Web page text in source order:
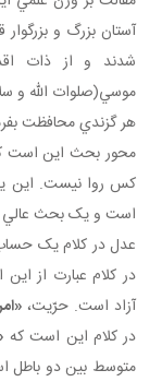
آستان بزرگ و
شدند و از ذات
موسي(صلوات الله و
هر گزندي محافظت
محور بحث اين است
کس روا نيست. اين
است و يک بحث عالي
عدل در کلام يک
در کلام عبارت از
آزاد است. حرّيت،
در کلام اين است که
متوسط بين دو باطل